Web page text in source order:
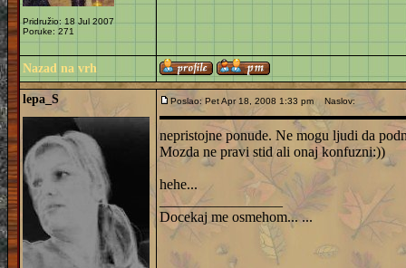
Pridružio: 18 Jul 2007
Poruke: 271
Nazad na vrh
lepa_S Poslao: Pet Apr 18, 2008 1:33 pm Naslov:
nepristojne ponude. Ne mogu ljudi da
Mozda ne pravi stid ali onaj konfuzni:))
hehe...
_________________
Docekaj me osmehom... ...